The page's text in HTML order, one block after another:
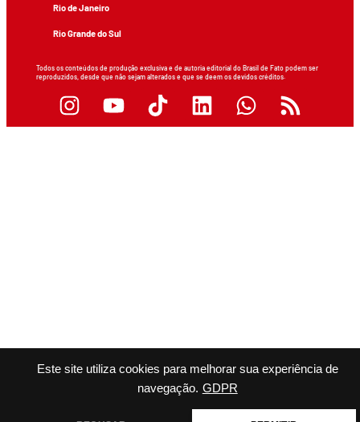
Este site utiliza cookies para melhorar sua experiência de
navegação. GDPR
Rio de Janeiro
Rio Grande do Sul
Todos os conteúdos de produção exclusiva e de autoria editorial do Brasil de Fato podem ser
reproduzidos, desde que não sejam alterados e que se deem os devidos créditos.